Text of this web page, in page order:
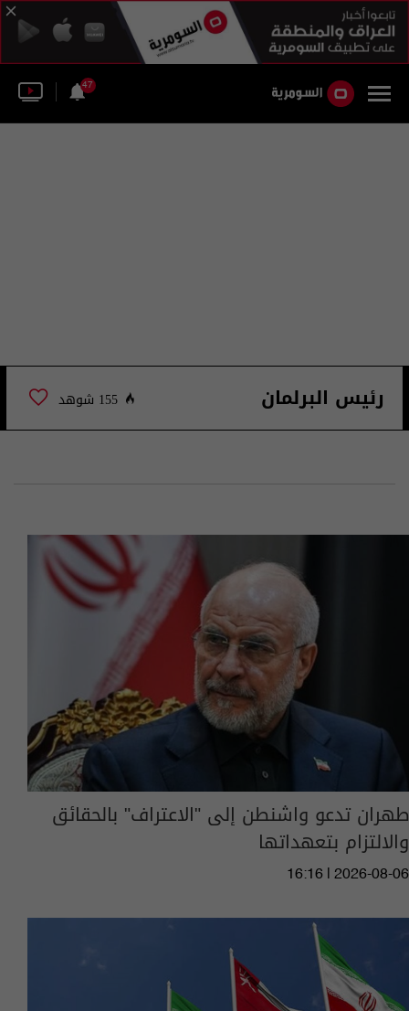
47
رئيس البرلمان 155 شوهد
طهران تدعو واشنطن إلى "الاعتراف" بالحقائق
والالتزام بتعهداتها
16:16 | 2026-08-06